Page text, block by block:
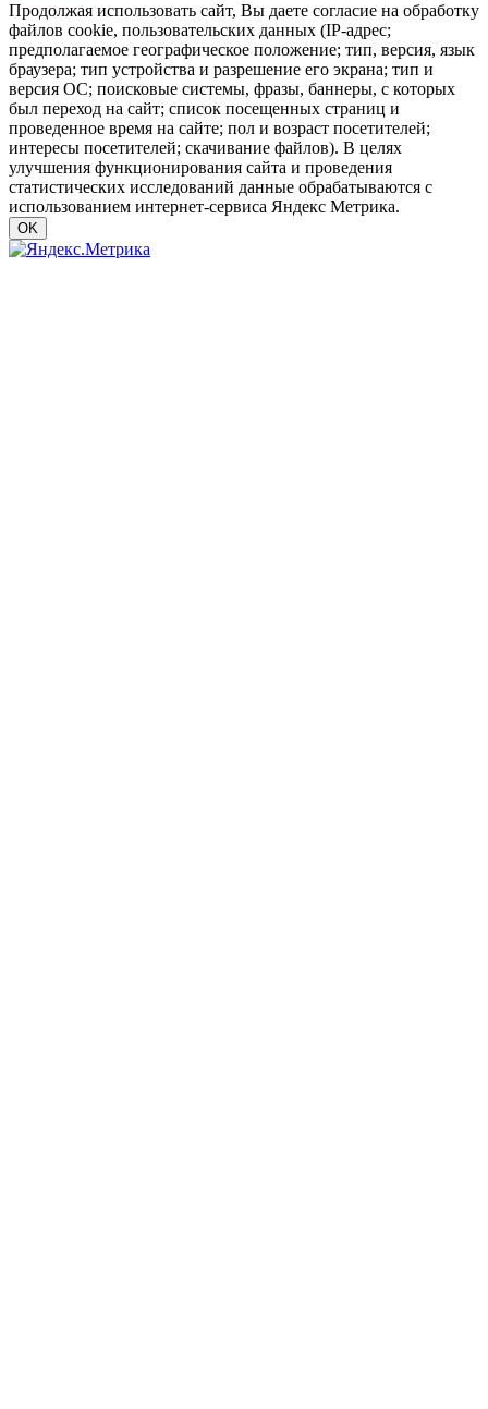
Продолжая использовать сайт, Вы даете согласие на обработку
файлов cookie, пользовательских данных (IP-адрес;
предполагаемое географическое положение; тип, версия, язык
браузера; тип устройства и разрешение его экрана; тип и
версия ОС; поисковые системы, фразы, баннеры, с которых
был переход на сайт; список посещенных страниц и
проведенное время на сайте; пол и возраст посетителей;
интересы посетителей; скачивание файлов). В целях
улучшения функционирования сайта и проведения
статистических исследований данные обрабатываются с
использованием интернет-сервиса Яндекс Метрика.
OK